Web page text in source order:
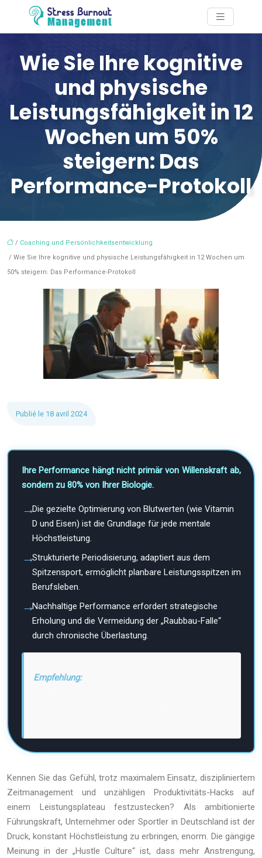
Wie Sie Ihre kognitive
und physische
Leistungsfähigkeit in 12
Wochen um 50%
steigern: Das
Performance-Protokoll
/ Coaching und Persönlichkeitsentwicklung
/ Wie Sie Ihre kognitive und physische Leistungsfähigkeit in 12 Wochen um
50% steigern: Das Performance-Protokoll
Publié le 18 avril 2024
Ihre Performance hängt nicht primär von Willenskraft ab,
sondern zu 80% von Ihrer Biologie.
Die gezielte Optimierung von Blutwerten (wie Vitamin
D und Eisen) ist die Grundlage für jede mentale
Höchstleistung.
Strukturierte Periodisierung, adaptiert aus dem
Spitzensport, ermöglicht planbare Leistungsspitzen im
Berufsleben.
Nachhaltige Performance erfordert strategische
Erholung und die Vermeidung der „Raubbau-Falle“
durch chronische Überlastung.
Empfehlung:
Kennen Sie das Gefühl, trotz maximalem Einsatz, diszipliniertem
Zeitmanagement und unzähligen Produktivitäts-Hacks auf
einem Leistungsplateau festzustecken? Als ambitionierte
Führungskraft, Unternehmer oder Sportler in Deutschland ist der
Druck, konstant Höchstleistung zu erbringen, enorm. Die gängige
Meinung in der „Hustle Culture“ ist, dass mehr Anstrengung,